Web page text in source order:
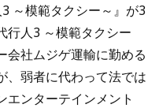
～模範タクシー～』が3
行人3 ～模範タクシー
会社ムジゲ運輸に勤める
、弱者に代わって法では
エンターテインメント